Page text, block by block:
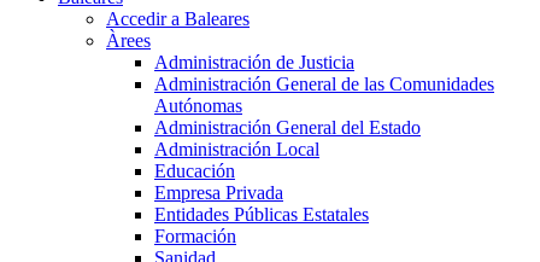
Accedir a Baleares
Àrees
Administración de Justicia
Administración General de las Comunidades
Autónomas
Administración General del Estado
Administración Local
Educación
Empresa Privada
Entidades Públicas Estatales
Formación